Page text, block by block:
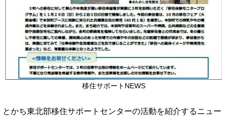
移住サポートNEWS
とかち東北部移住サポートセンターの活動を紹介するニュー